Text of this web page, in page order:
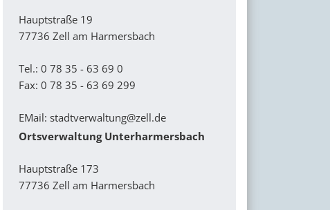
Hauptstraße 19
77736 Zell am Harmersbach
Tel.: 0 78 35 - 63 69 0
Fax: 0 78 35 - 63 69 299
EMail:stadtverwaltung@zell.de
Ortsverwaltung Unterharmersbach
Hauptstraße 173
77736 Zell am Harmersbach